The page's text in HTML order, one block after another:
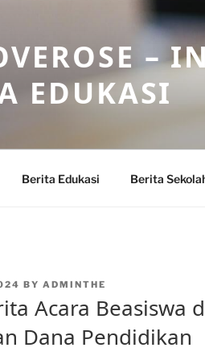
–
EDUKASI
Berita Edukasi Berita
BY ADMINTHE
Acara Beasiswa
Dana Pendidikan